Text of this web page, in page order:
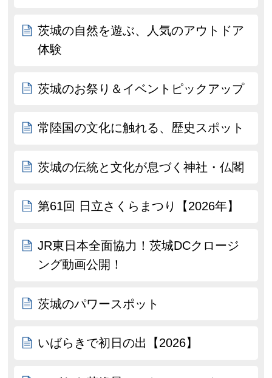
茨城の自然を遊ぶ、人気のアウトドア
体験
茨城のお祭り＆イベントピックアップ
常陸国の文化に触れる、歴史スポット
茨城の伝統と文化が息づく神社・仏閣
第61回 日立さくらまつり【2026年】
JR東日本全面協力！茨城DCクロージ
ング動画公開！
茨城のパワースポット
いばらきで初日の出【2026】